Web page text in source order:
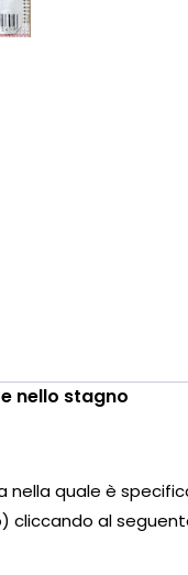
nello stagno
quale è
cliccando al